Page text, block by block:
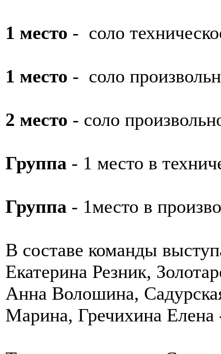
1 место - соло
1 место - соло
2 место - соло
Группа - 1 место в
Группа - 1место в
В составе команды
Екатерина Резник,
Анна Волошина,
Марина, Гречихина Елена